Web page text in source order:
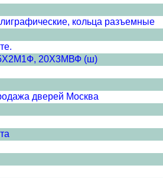
кольца разъемные
20Х3МВФ (ш)
дверей Москва